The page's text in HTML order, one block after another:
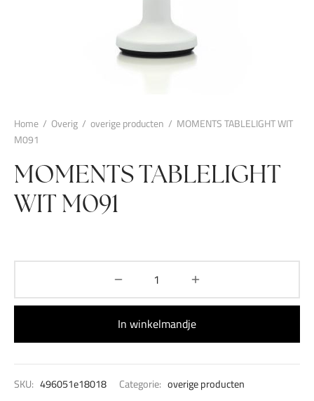
Home / Overig / overige producten / MOMENTS TABLELIGHT WIT
M091
MOMENTS TABLELIGHT
WIT M091
In winkelmandje
SKU: 496051e18018 Categorie: overige producten